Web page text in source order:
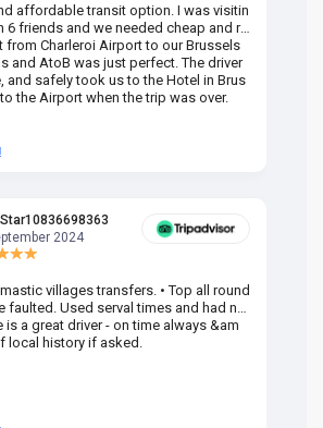
affordable transit option. I was visitin
6 friends and we needed cheap and re
from Charleroi Airport to our Brussels
and AtoB was just perfect. The driver
and safely took us to the Hotel in Brus
the Airport when the trip was over.
2024
villages transfers. • Top all round
faulted. Used serval times and had no
is a great driver - on time always &am
local history if asked.